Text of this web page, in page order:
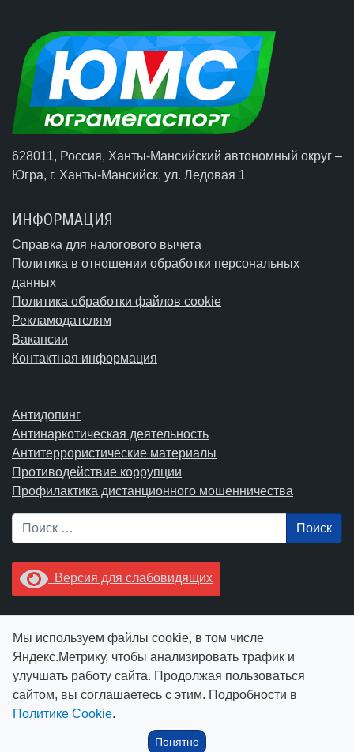
628011, Россия, Ханты-Мансийский автономный округ –
Югра, г. Ханты-Мансийск, ул. Ледовая 1
ИНФОРМАЦИЯ
Справка для налогового вычета
Политика в отношении обработки персональных
данных
Политика обработки файлов cookie
Рекламодателям
Вакансии
Контактная информация
Антидопинг
Антинаркотическая деятельность
Антитеррористические материалы
Противодействие коррупции
Профилактика дистанционного мошенничества
Поиск
Версия для слабовидящих
Ctrl+Enter.
© АУ "ЮграМегаСпорт" 2026
Мы используем файлы cookie, в том числе
Яндекс.Метрику, чтобы анализировать трафик и
улучшать работу сайта. Продолжая пользоваться
сайтом, вы соглашаетесь с этим. Подробности в
Политике Cookie.
Понятно